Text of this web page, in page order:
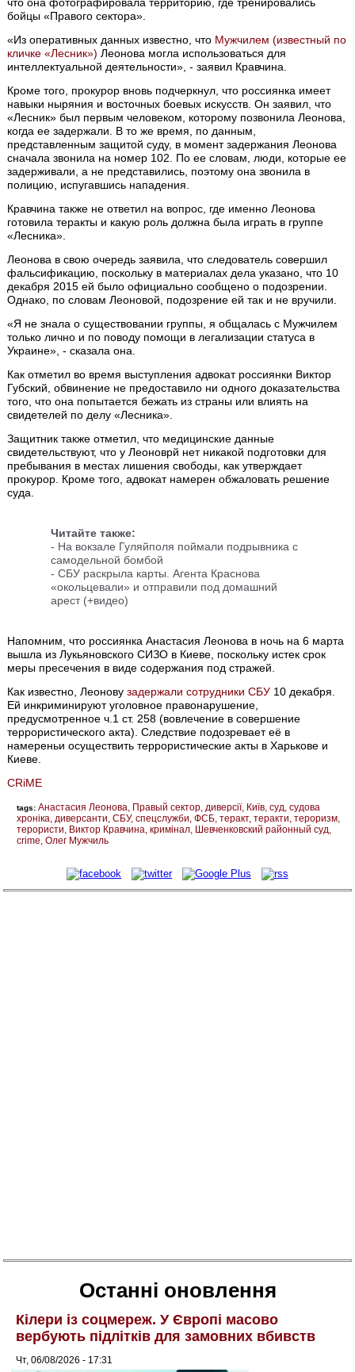
что она фотографировала территорию, где тренировались
бойцы «Правого сектора».
«Из оперативных данных известно, что Мужчилем (известный по
кличке «Лесник») Леонова могла использоваться для
интеллектуальной деятельности», - заявил Кравчина.
Кроме того, прокурор вновь подчеркнул, что россиянка имеет
навыки ныряния и восточных боевых искусств. Он заявил, что
«Лесник» был первым человеком, которому позвонила Леонова,
когда ее задержали. В то же время, по данным,
представленным защитой суду, в момент задержания Леонова
сначала звонила на номер 102. По ее словам, люди, которые ее
задерживали, а не представились, поэтому она звонила в
полицию, испугавшись нападения.
Кравчина также не ответил на вопрос, где именно Леонова
готовила теракты и какую роль должна была играть в группе
«Лесника».
Леонова в свою очередь заявила, что следователь совершил
фальсификацию, поскольку в материалах дела указано, что 10
декабря 2015 ей было официально сообщено о подозрении.
Однако, по словам Леоновой, подозрение ей так и не вручили.
«Я не знала о существовании группы, я общалась с Мужчилем
только лично и по поводу помощи в легализации статуса в
Украине», - сказала она.
Как отметил во время выступления адвокат россиянки Виктор
Губский, обвинение не предоставило ни одного доказательства
того, что она попытается бежать из страны или влиять на
свидетелей по делу «Лесника».
Защитник также отметил, что медицинские данные
свидетельствуют, что у Леоноврй нет никакой подготовки для
пребывания в местах лишения свободы, как утверждает
прокурор. Кроме того, адвокат намерен обжаловать решение
суда.
Читайте также:
- На вокзале Гуляйполя поймали подрывника с
самодельной бомбой
-СБУ раскрыла карты. Агента Краснова
«окольцевали» и отправили под домашний
арест (+видео)
Напомним, что россиянка Анастасия Леонова в ночь на 6 марта
вышла из Лукьяновского СИЗО в Киеве, поскольку истек срок
меры пресечения в виде содержания под стражей.
Как известно, Леоновузадержали сотрудники СБУ 10 декабря.
Ей инкриминируют уголовное правонарушение,
предусмотренное ч.1 ст. 258 (вовлечение в совершение
террористического акта). Следствие подозревает её в
намереньи осуществить террористические акты в Харькове и
Киеве.
CRiME
tags:Анастасия Леонова Правый сектор диверсії Київ суд судова
хроніка диверсанти СБУ спецслужби ФСБ теракт теракти тероризм
терористи
Виктор Кравчина кримінал Шевченковский районный суд
crime Олег Мужчиль
Останні оновлення
Кілери із соцмереж. У Європі масово
вербують підлітків для замовних вбивств
Чт, 06/08/2026 - 17:31